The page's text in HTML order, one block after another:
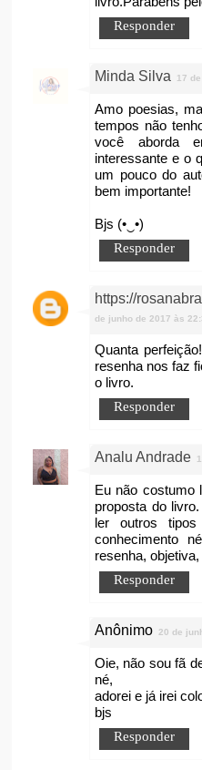
Responder
Minda Silva 17
Amo poesias,
tempos não
você aborda
interessante e o
um pouco do
bem importante!
Bjs (•‿•)
Responder
https://
de junho de 2017 às
Quanta
resenha nos faz
o livro.
Responder
Analu Andrade
Eu não costumo
proposta do
ler outros
conhecimento
resenha,
Responder
Anônimo 20 de
Oie, não sou fã
né,
adorei e já irei
bjs
Responder